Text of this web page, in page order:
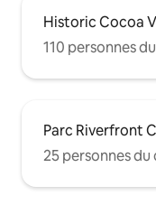
Historic Cocoa
110 personnes
Parc Riverfront
25 personnes